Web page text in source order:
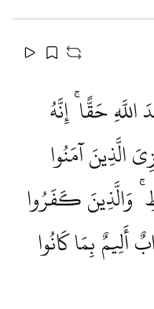
حَقًّا ۚ إِنَّهُ
الَّذِينَ آمَنُوا
وَالَّذِينَ كَفَرُوا
بِمَا كَانُوا